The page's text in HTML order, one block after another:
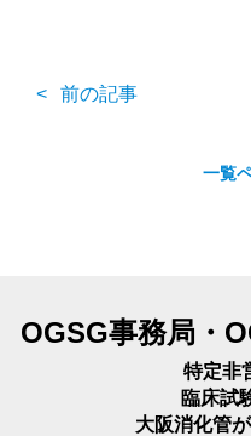
前の記事
一覧
OGSG事務局・
特定非
臨床試
大阪消化管